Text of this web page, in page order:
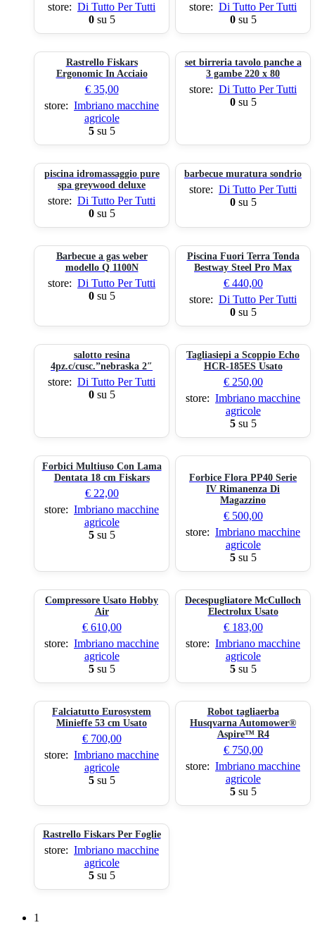
store: Di Tutto Per Tutti
0su 5
store: Di Tutto Per Tutti
0su 5
Rastrello Fiskars
Ergonomic In Acciaio
€35,00
store: Imbriano macchine
agricole
5su 5
set birreria tavolo panche a
3 gambe 220 x 80
store: Di Tutto Per Tutti
0su 5
piscina idromassaggio pure
spa greywood deluxe
store: Di Tutto Per Tutti
0su 5
barbecue muratura sondrio
store: Di Tutto Per Tutti
0su 5
Barbecue a gas weber
modello Q 1100N
store: Di Tutto Per Tutti
0su 5
Piscina Fuori Terra Tonda
Bestway Steel Pro Max
€440,00
store: Di Tutto Per Tutti
0su 5
salotto resina
4pz.c/cusc.”nebraska 2″
store: Di Tutto Per Tutti
0su 5
Tagliasiepi a Scoppio Echo
HCR-185ES Usato
€250,00
store: Imbriano macchine
agricole
5su 5
Forbici Multiuso Con Lama
Dentata 18 cm Fiskars
€22,00
store: Imbriano macchine
agricole
5su 5
Forbice Flora PP40 Serie
IV Rimanenza Di
Magazzino
€500,00
store: Imbriano macchine
agricole
5su 5
Compressore Usato Hobby
Air
€610,00
store: Imbriano macchine
agricole
5su 5
Decespugliatore McCulloch
Electrolux Usato
€183,00
store: Imbriano macchine
agricole
5su 5
Falciatutto Eurosystem
Minieffe 53 cm Usato
€700,00
store: Imbriano macchine
agricole
5su 5
Robot tagliaerba
Husqvarna Automower®
Aspire™ R4
€750,00
store: Imbriano macchine
agricole
5su 5
Rastrello Fiskars Per Foglie
store: Imbriano macchine
agricole
5su 5
1